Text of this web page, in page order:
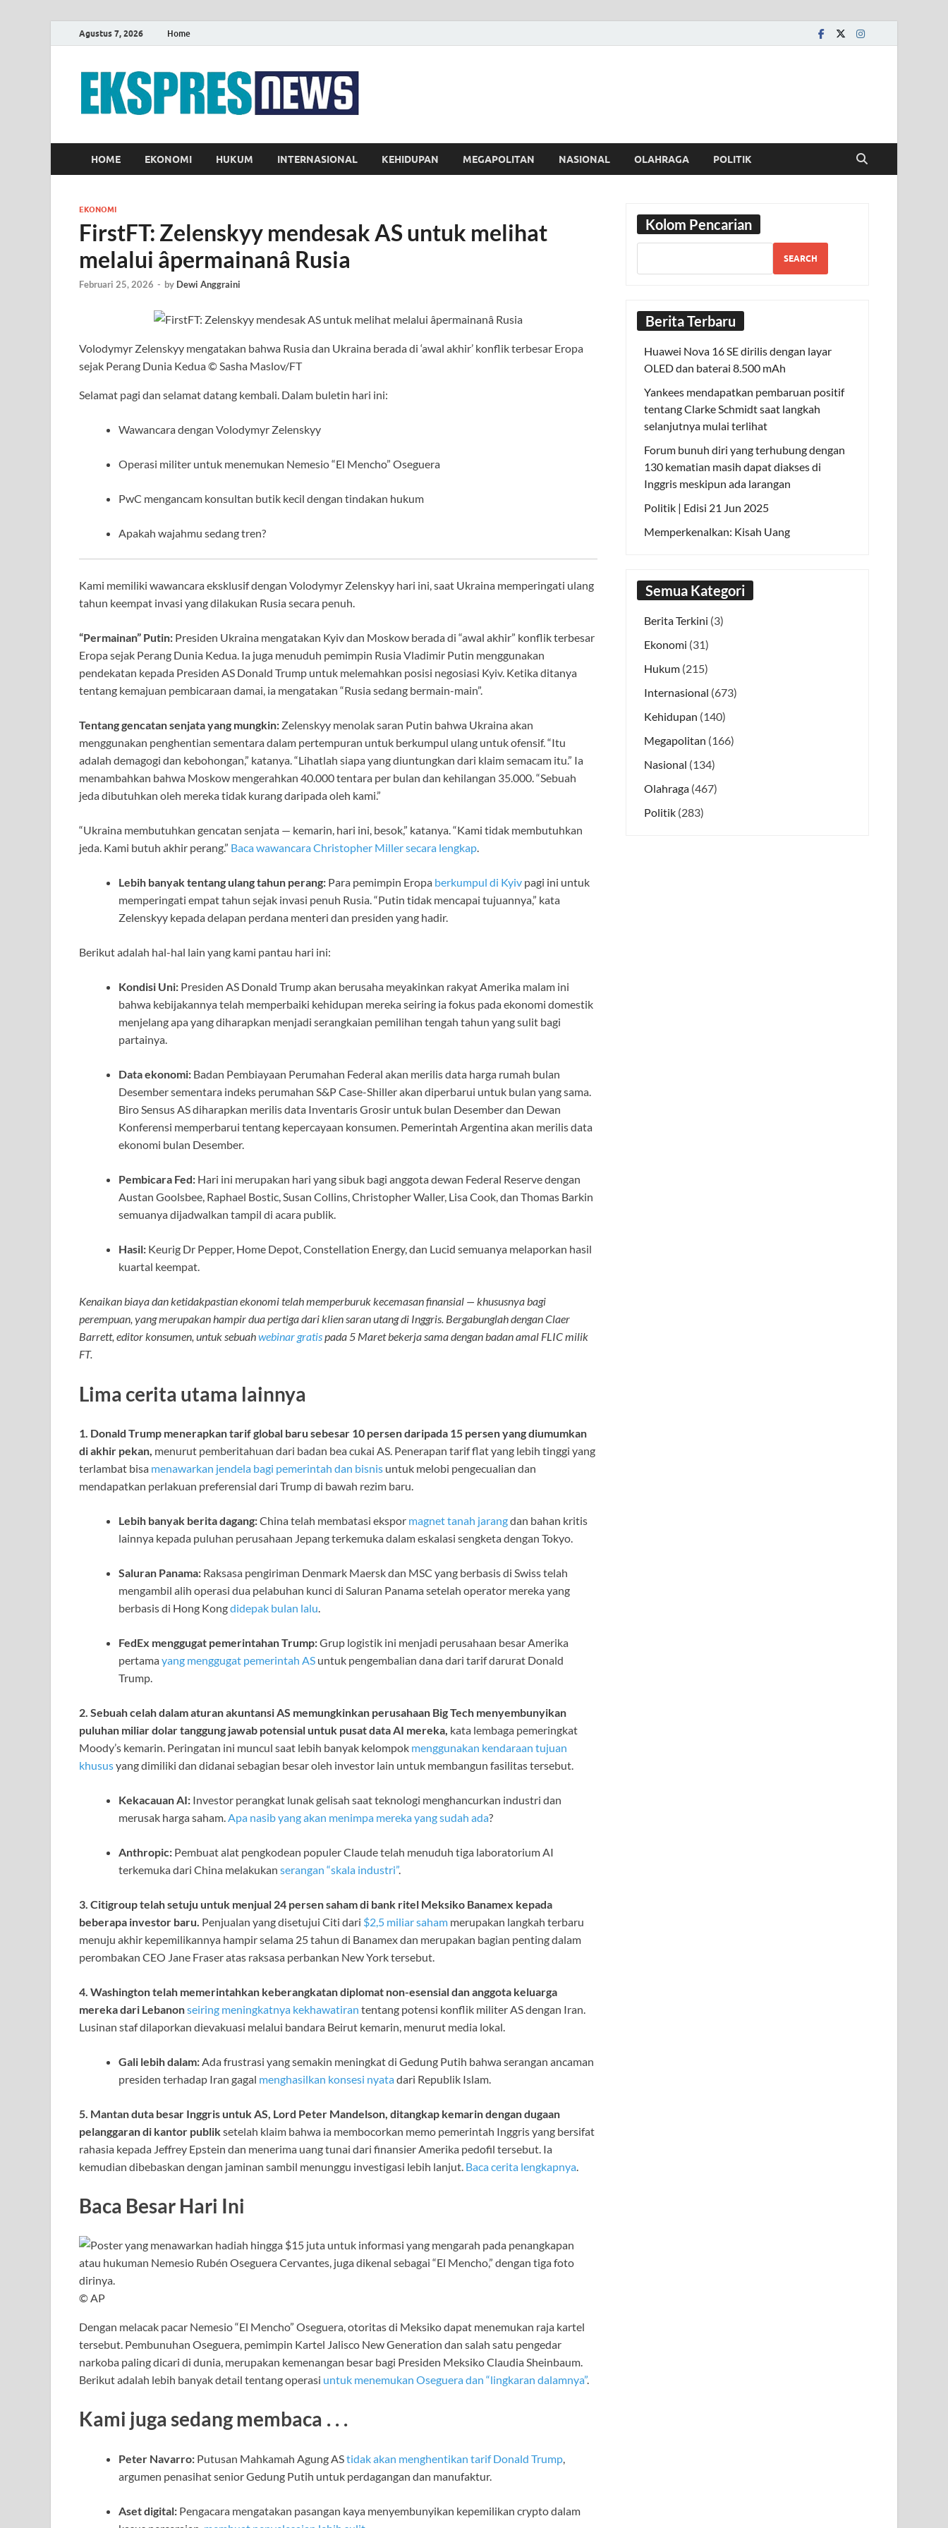
Agustus 7, 2026 Home
HOME EKONOMI HUKUM INTERNASIONAL KEHIDUPAN MEGAPOLITAN NASIONAL OLAHRAGA POLITIK
EKONOMI
FirstFT: Zelenskyy mendesak AS untuk melihat
melalui âpermainanâ Rusia
Februari 25, 2026 - by Dewi Anggraini
Volodymyr Zelenskyy mengatakan bahwa Rusia dan Ukraina berada di ‘awal akhir’ konflik terbesar Eropa
sejak Perang Dunia Kedua© Sasha Maslov/FT
Selamat pagi dan selamat datang kembali. Dalam buletin hari ini:
Wawancara dengan Volodymyr Zelenskyy
Operasi militer untuk menemukan Nemesio “El Mencho” Oseguera
PwC mengancam konsultan butik kecil dengan tindakan hukum
Apakah wajahmu sedang tren?
Kami memiliki wawancara eksklusif dengan Volodymyr Zelenskyy hari ini, saat Ukraina memperingati ulang
tahun keempat invasi yang dilakukan Rusia secara penuh.
“Permainan” Putin: Presiden Ukraina mengatakan Kyiv dan Moskow berada di “awal akhir” konflik terbesar
Eropa sejak Perang Dunia Kedua. Ia juga menuduh pemimpin Rusia Vladimir Putin menggunakan
pendekatan kepada Presiden AS Donald Trump untuk melemahkan posisi negosiasi Kyiv. Ketika ditanya
tentang kemajuan pembicaraan damai, ia mengatakan “Rusia sedang bermain-main”.
Tentang gencatan senjata yang mungkin: Zelenskyy menolak saran Putin bahwa Ukraina akan
menggunakan penghentian sementara dalam pertempuran untuk berkumpul ulang untuk ofensif. “Itu
adalah demagogi dan kebohongan,” katanya. “Lihatlah siapa yang diuntungkan dari klaim semacam itu.” Ia
menambahkan bahwa Moskow mengerahkan 40.000 tentara per bulan dan kehilangan 35.000. “Sebuah
jeda dibutuhkan oleh mereka tidak kurang daripada oleh kami.”
“Ukraina membutuhkan gencatan senjata — kemarin, hari ini, besok,” katanya. “Kami tidak membutuhkan
jeda. Kami butuh akhir perang.” Baca wawancara Christopher Miller secara lengkap.
Lebih banyak tentang ulang tahun perang: Para pemimpin Eropa berkumpul di Kyiv pagi ini untuk
memperingati empat tahun sejak invasi penuh Rusia. “Putin tidak mencapai tujuannya,” kata
Zelenskyy kepada delapan perdana menteri dan presiden yang hadir.
Berikut adalah hal-hal lain yang kami pantau hari ini:
Kondisi Uni: Presiden AS Donald Trump akan berusaha meyakinkan rakyat Amerika malam ini
bahwa kebijakannya telah memperbaiki kehidupan mereka seiring ia fokus pada ekonomi domestik
menjelang apa yang diharapkan menjadi serangkaian pemilihan tengah tahun yang sulit bagi
partainya.
Data ekonomi: Badan Pembiayaan Perumahan Federal akan merilis data harga rumah bulan
Desember sementara indeks perumahan S&P Case-Shiller akan diperbarui untuk bulan yang sama.
Biro Sensus AS diharapkan merilis data Inventaris Grosir untuk bulan Desember dan Dewan
Konferensi memperbarui tentang kepercayaan konsumen. Pemerintah Argentina akan merilis data
ekonomi bulan Desember.
Pembicara Fed: Hari ini merupakan hari yang sibuk bagi anggota dewan Federal Reserve dengan
Austan Goolsbee, Raphael Bostic, Susan Collins, Christopher Waller, Lisa Cook, dan Thomas Barkin
semuanya dijadwalkan tampil di acara publik.
Hasil: Keurig Dr Pepper, Home Depot, Constellation Energy, dan Lucid semuanya melaporkan hasil
kuartal keempat.
Kenaikan biaya dan ketidakpastian ekonomi telah memperburuk kecemasan finansial — khususnya bagi
perempuan, yang merupakan hampir dua pertiga dari klien saran utang di Inggris. Bergabunglah dengan Claer
Barrett, editor konsumen, untuk sebuahwebinar gratispada 5 Maret bekerja sama dengan badan amal FLIC milik
FT.
Lima cerita utama lainnya
1. Donald Trump menerapkan tarif global baru sebesar 10 persen daripada 15 persen yangdiumumkan
di akhir pekan, menurut pemberitahuan dari badan bea cukai AS. Penerapan tarif flat yang lebih tinggi yang
terlambat bisa menawarkan jendela bagi pemerintah dan bisnis untuk melobi pengecualian dan
mendapatkan perlakuan preferensial dari Trump di bawah rezim baru.
Lebih banyak berita dagang:China telah membatasi ekspor magnet tanah jarangdan bahan kritis
lainnya kepada puluhan perusahaan Jepang terkemuka dalam eskalasi sengketa dengan Tokyo.
Saluran Panama: Raksasa pengiriman Denmark Maersk dan MSC yang berbasis di Swiss telah
mengambil alih operasi dua pelabuhan kunci di Saluran Panama setelah operator mereka yang
berbasis di Hong Kongdidepak bulan lalu
FedEx menggugat pemerintahan Trump:Grup logistik ini menjadi perusahaan besar Amerika
pertamayang menggugat pemerintah AS untuk pengembalian dana dari tarif darurat Donald
Trump.
2. Sebuah celah dalam aturan akuntansi AS memungkinkan perusahaan Big Tech menyembunyikan
puluhan miliar dolar tanggung jawab potensial untuk pusat data AI mereka, kata lembaga pemeringkat
Moody’s kemarin. Peringatan ini muncul saat lebih banyak kelompok menggunakan kendaraan tujuan
khususyang dimiliki dan didanai sebagian besar oleh investor lain untuk membangun fasilitas tersebut.
Kekacauan AI: Investor perangkat lunak gelisah saat teknologi menghancurkan industri dan
merusak harga saham. Apa nasib yang akan menimpa mereka yang sudah ada?
Anthropic: Pembuat alat pengkodean populer Claude telah menuduh tiga laboratorium AI
terkemuka dari China melakukan serangan “skala industri”.
3. Citigroup telah setuju untuk menjual 24 persen saham di bank ritel Meksiko Banamex kepada
beberapa investor baru. Penjualan yang disetujui Citi dari $2,5 miliar saham merupakan langkah terbaru
menuju akhir kepemilikannya hampir selama 25 tahun di Banamex dan merupakan bagian penting dalam
perombakan CEO Jane Fraser atas raksasa perbankan New York tersebut.
4. Washington telah memerintahkan keberangkatan diplomat non-esensial dan anggota keluarga
mereka dari Lebanonseiring meningkatnya kekhawatiran tentang potensi konflik militer AS dengan Iran.
Lusinan staf dilaporkan dievakuasi melalui bandara Beirut kemarin, menurut media lokal.
Gali lebih dalam: Ada frustrasi yang semakin meningkat di Gedung Putih bahwa serangan ancaman
presiden terhadap Iran gagal menghasilkan konsesi nyatadari Republik Islam.
5. Mantan duta besar Inggris untuk AS, Lord Peter Mandelson, ditangkap kemarindengan dugaan
pelanggaran di kantor publiksetelah klaim bahwa ia membocorkan memo pemerintah Inggris yang bersifat
rahasia kepada Jeffrey Epstein dan menerima uang tunai dari finansier Amerika pedofil tersebut. Ia
kemudian dibebaskan dengan jaminan sambil menunggu investigasi lebih lanjut. Baca cerita lengkapnya
Baca Besar Hari Ini
© AP
Dengan melacak pacar Nemesio “El Mencho” Oseguera, otoritas di Meksiko dapat menemukan raja kartel
tersebut. Pembunuhan Oseguera, pemimpin Kartel Jalisco New Generation dan salah satu pengedar
narkoba paling dicari di dunia, merupakan kemenangan besar bagi Presiden Meksiko Claudia Sheinbaum.
Berikut adalah lebih banyak detail tentang operasi untuk menemukan Oseguera dan “lingkaran dalamnya”.
Kami juga sedang membaca . . .
Peter Navarro: Putusan Mahkamah Agung AStidak akan menghentikan tarif Donald Trump
argumen penasihat senior Gedung Putih untuk perdagangan dan manufaktur.
Aset digital: Pengacara mengatakan pasangan kaya menyembunyikan kepemilikan crypto dalam
Kolom Pencarian
SEARCH
Berita Terbaru
Huawei Nova 16 SE dirilis dengan layar
OLED dan baterai 8.500 mAh
Yankees mendapatkan pembaruan positif
tentang Clarke Schmidt saat langkah
selanjutnya mulai terlihat
Forum bunuh diri yang terhubung dengan
130 kematian masih dapat diakses di
Inggris meskipun ada larangan
Politik | Edisi 21 Jun 2025
Memperkenalkan: Kisah Uang
Semua Kategori
Berita Terkini (3)
Ekonomi (31)
Hukum (215)
Internasional (673)
Kehidupan (140)
Megapolitan (166)
Nasional (134)
Olahraga (467)
Politik (283)